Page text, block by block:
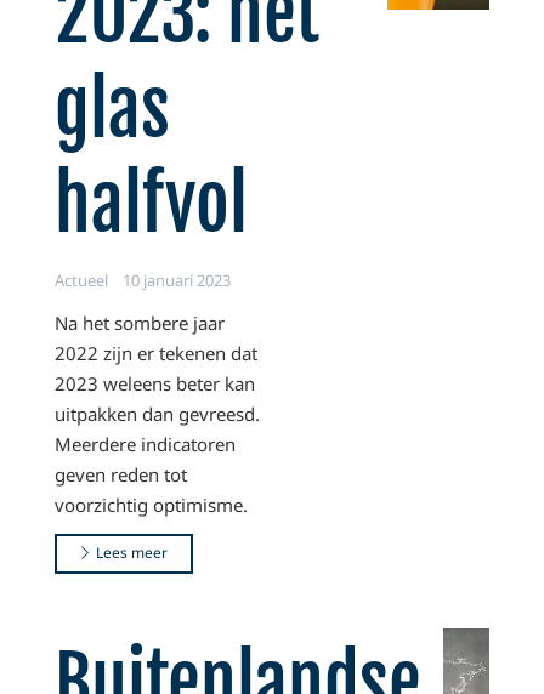
glas
halfvol
Actueel 10 januari 2023
Na het sombere jaar
2022 zijn er tekenen dat
2023 weleens beter kan
uitpakken dan gevreesd.
Meerdere indicatoren
geven reden tot
voorzichtig optimisme.
Lees meer